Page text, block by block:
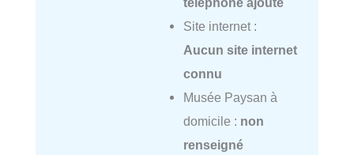
Site internet :
Aucun site internet
connu
Musée Paysan à
domicile : non
renseigné